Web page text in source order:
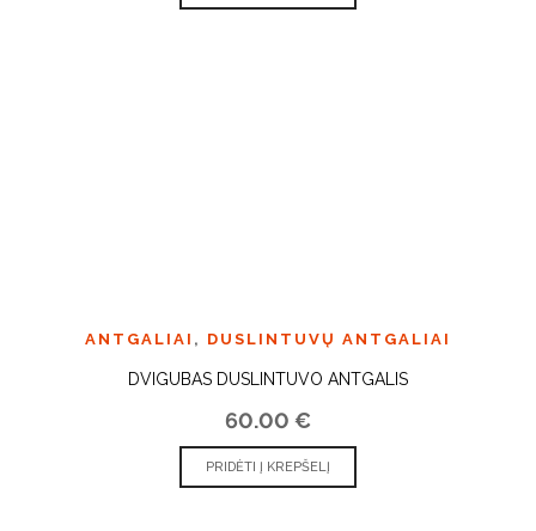
ANTGALIAI , DUSLINTUVŲ ANTGALIAI
DVIGUBAS DUSLINTUVO ANTGALIS
60.00 €
PRIDĖTI Į KREPŠELĮ